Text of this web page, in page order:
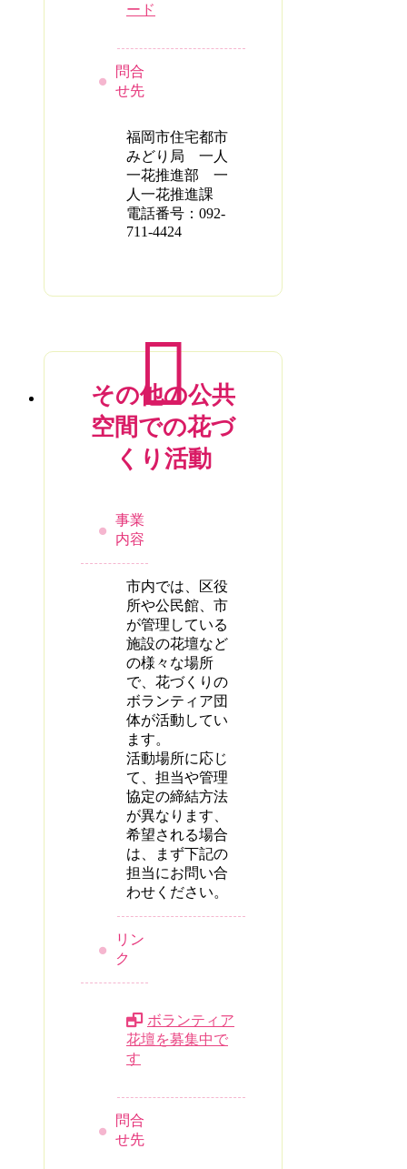
ード
問合
せ先
福岡市住宅都市
みどり局 一人
一花推進部 一
人一花推進課
電話番号：092-
711-4424
その他の公共
空間での花づ
くり活動
事業
内容
市内では、区役
所や公民館、市
が管理している
施設の花壇など
の様々な場所
で、花づくりの
ボランティア団
体が活動してい
ます。
活動場所に応じ
て、担当や管理
協定の締結方法
が異なります、
希望される場合
は、まず下記の
担当にお問い合
わせください。
リン
ク
ボランティア
花壇を募集中で
す
問合
せ先